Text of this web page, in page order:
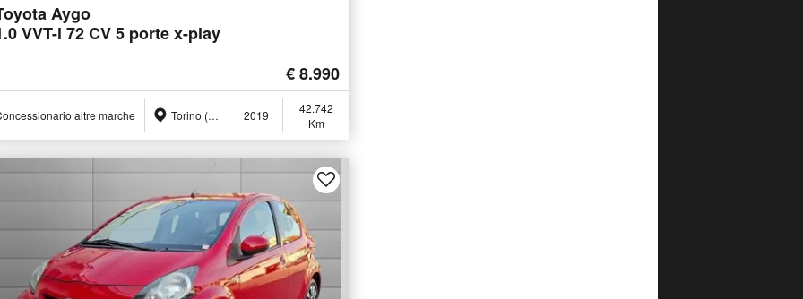
Aygo
VVT-i 72 CV 5 porte x-play
€ 8.990
altre marche Torino (TO) 2019
42.742
Km